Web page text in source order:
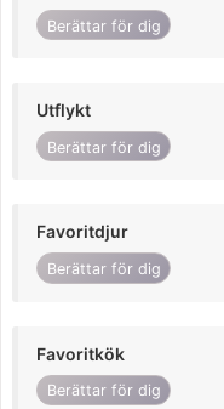
Berättar för dig
Utflykt
Berättar för dig
Favoritdjur
Berättar för dig
Favoritkök
Berättar för dig